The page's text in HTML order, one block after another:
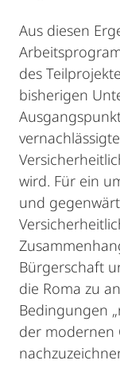
Aus diesen
des
bisherigen
wird. Für ein
und
Bürgerschaft
die Roma zu
Bedingungen
der modernen